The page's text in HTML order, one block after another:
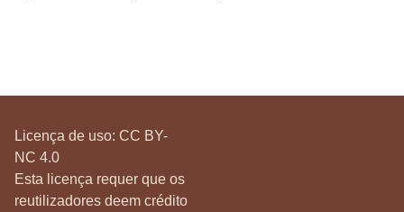
Licença de uso: CC BY-
NC 4.0
Esta licença requer que os
reutilizadores deem crédito